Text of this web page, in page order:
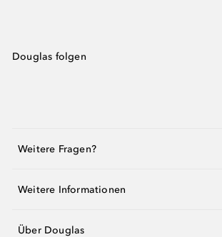
Douglas folgen
Weitere Fragen?
Weitere Informationen
Über Douglas